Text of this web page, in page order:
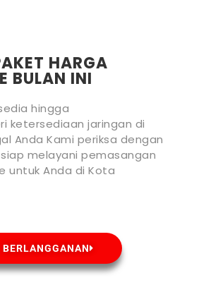
HARGA
BULAN INI
hingga
ketersediaan jaringan di
Anda Kami periksa dengan
melayani pemasangan
untuk Anda di Kota
BERLANGGANAN